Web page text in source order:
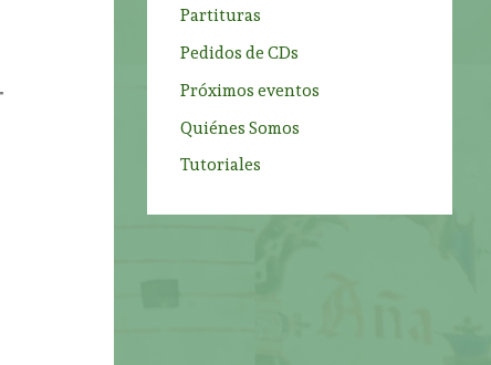
Partituras
Pedidos de CDs
Próximos eventos
Quiénes Somos
Tutoriales